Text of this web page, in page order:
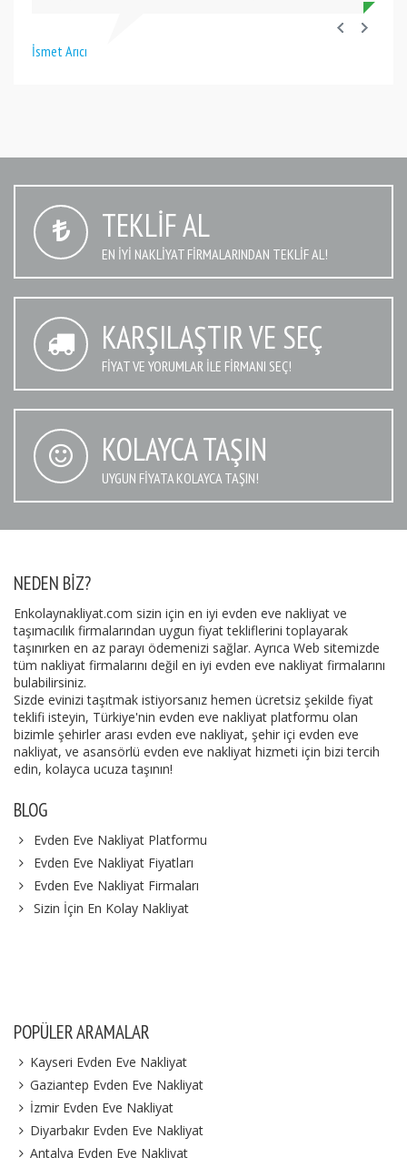
İsmet Arıcı
TEKLIF AL
EN IYI NAKLIYAT FIRMALARINDAN TEKLIF AL!
KARŞILAŞTIR VE SEÇ
FIYAT VE YORUMLAR İLE FIRMANI SEÇ!
KOLAYCA TAŞIN
UYGUN FIYATA KOLAYCA TAŞIN!
NEDEN BIZ?
Enkolaynakliyat.com sizin için en iyi evden eve nakliyat ve
taşımacılık firmalarından uygun fiyat tekliflerini toplayarak
taşınırken en az parayı ödemenizi sağlar. Ayrıca Web sitemizde
tüm nakliyat firmalarını değil en iyi evden eve nakliyat firmalarını
bulabilirsiniz.
Sizde evinizi taşıtmak istiyorsanız hemen ücretsiz şekilde fiyat
teklifi isteyin, Türkiye'nin evden eve nakliyat platformu olan
bizimle şehirler arası evden eve nakliyat, şehir içi evden eve
nakliyat, ve asansörlü evden eve nakliyat hizmeti için bizi tercih
edin, kolayca ucuza taşının!
BLOG
Evden Eve Nakliyat Platformu
Evden Eve Nakliyat Fiyatları
Evden Eve Nakliyat Firmaları
Sizin İçin En Kolay Nakliyat
POPÜLER ARAMALAR
Kayseri Evden Eve Nakliyat
Gaziantep Evden Eve Nakliyat
İzmir Evden Eve Nakliyat
Diyarbakır Evden Eve Nakliyat
Antalya Evden Eve Nakliyat